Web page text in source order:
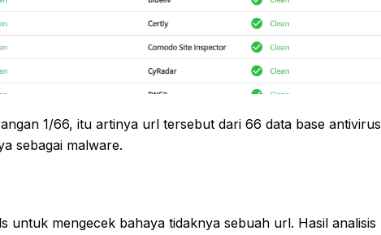
1/66, itu artinya url tersebut dari 66 data base antivirus
sebagai malware.
untuk mengecek bahaya tidaknya sebuah url. Hasil analisis